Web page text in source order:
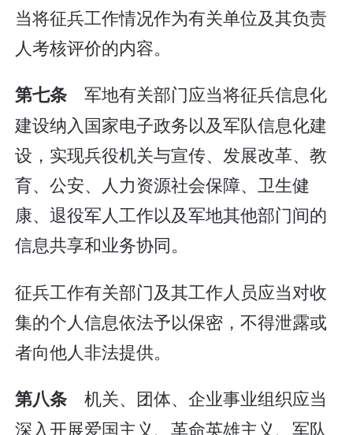
当将征兵工作情况作为有关单位及其负责
人考核评价的内容。
第七条 军地有关部门应当将征兵信息化
建设纳入国家电子政务以及军队信息化建
设，实现兵役机关与宣传、发展改革、教
育、公安、人力资源社会保障、卫生健
康、退役军人工作以及军地其他部门间的
信息共享和业务协同。
征兵工作有关部门及其工作人员应当对收
集的个人信息依法予以保密，不得泄露或
者向他人非法提供。
第八条 机关、团体、企业事业组织应当
深入开展爱国主义、革命英雄主义、军队